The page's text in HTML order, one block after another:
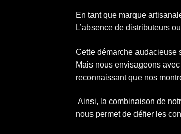
En tant que marque
L’absence de distributeurs
Cette démarche audacieuse
Mais nous envisageons
reconnaissant que nos
Ainsi, la combinaison de
nous permet de défier les